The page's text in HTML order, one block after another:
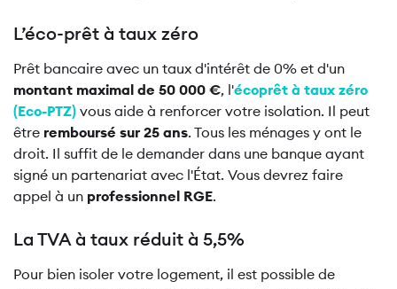
L’éco-prêt à taux zéro
Prêt bancaire avec un taux d'intérêt de 0% et d'un
montant maximal de 50 000 €, l'écoprêt à taux zéro
(Eco-PTZ) vous aide à renforcer votre isolation. Il peut
être remboursé sur 25 ans. Tous les ménages y ont le
droit. Il suffit de le demander dans une banque ayant
signé un partenariat avec l'État. Vous devrez faire
appel à un professionnel RGE.
La TVA à taux réduit à 5,5%
Pour bien isoler votre logement, il est possible de